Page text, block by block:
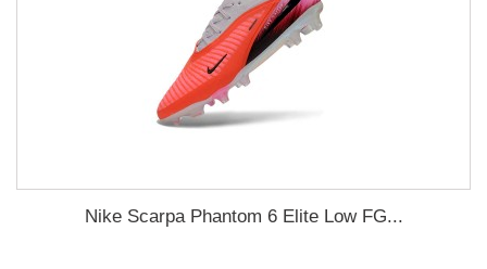
Nike Scarpa Phantom 6 Elite Low FG...